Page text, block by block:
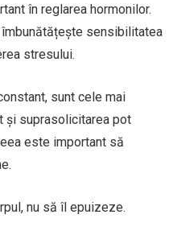
în reglarea hormonilor.
sensibilitatea
stresului.
sunt cele mai
și suprasolicitarea pot
este important să
nu să îl epuizeze.